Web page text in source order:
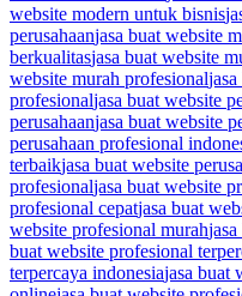
website modern untuk bisnis
perusahaanjasa buat website
berkualitasjasa buat website
website murah profesional
profesionaljasa buat website
perusahaanjasa buat website
perusahaan profesional
terbaikjasa buat website
profesionaljasa buat website
profesional cepatjasa buat
website profesional murah
buat website profesional
terpercaya indonesiajasa buat